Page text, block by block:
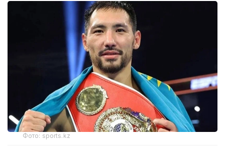
Фото: sports.kz